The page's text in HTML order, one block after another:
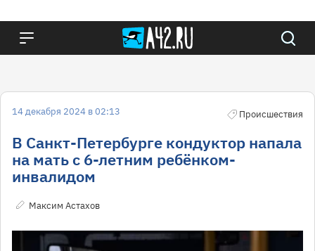
14 декабря 2024 в 02:13 Происшествия
В Санкт-Петербурге кондуктор напала
на мать с 6-летним ребёнком-
инвалидом
Максим Астахов